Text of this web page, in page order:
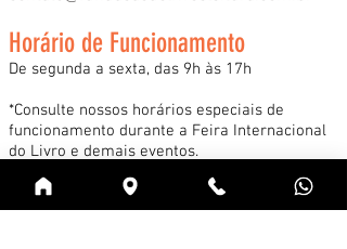
Horário de Funcionamento
De segunda a sexta, das 9h às 17h
*Consulte nossos horários especiais de
funcionamento durante a Feira Internacional
do Livro e demais eventos.